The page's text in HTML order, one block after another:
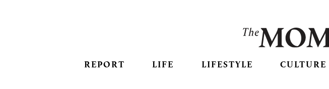
REPORT LIFE LIFESTYLE CULTURE